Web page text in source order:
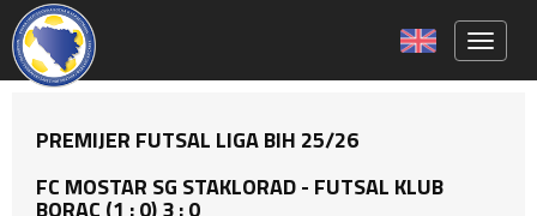
PREMIJER FUTSAL LIGA BIH 25/26
FC MOSTAR SG STAKLORAD - FUTSAL KLUB
BORAC (1 : 0) 3 : 0